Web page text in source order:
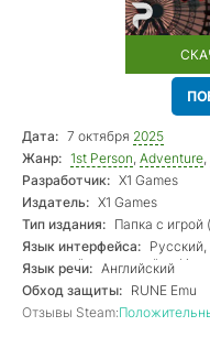
Дата: 7 октября 2025
Жанр: 1st Person, Adventure,
Разработчик: X1 Games
Издатель: X1 Games
Тип издания: Папка с игрой
Язык интерфейса: Русский,
немецкий, испанский —
Язык речи: Английский
Обход защиты: RUNE Emu
Отзывы Steam: